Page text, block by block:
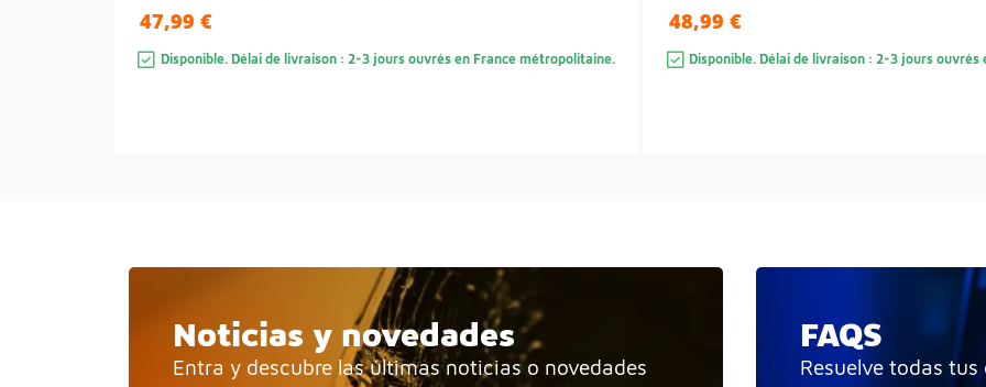
47,99 €
Disponible. Délai de livraison : 2-3 jours ouvrés en France métropolitaine.
48,99 €
Disponible. Délai de livraison : 2-3 jours
Noticias y novedades
Entra y descubre las últimas noticias o novedades
FAQS
Resuelve todas tus